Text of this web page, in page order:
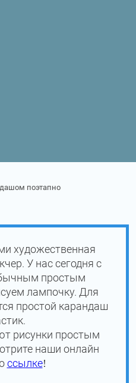
поэтапно
художественная
У нас сегодня с
простым
лампочку. Для
простой карандаш
рисунки простым
наши онлайн
ссылке!